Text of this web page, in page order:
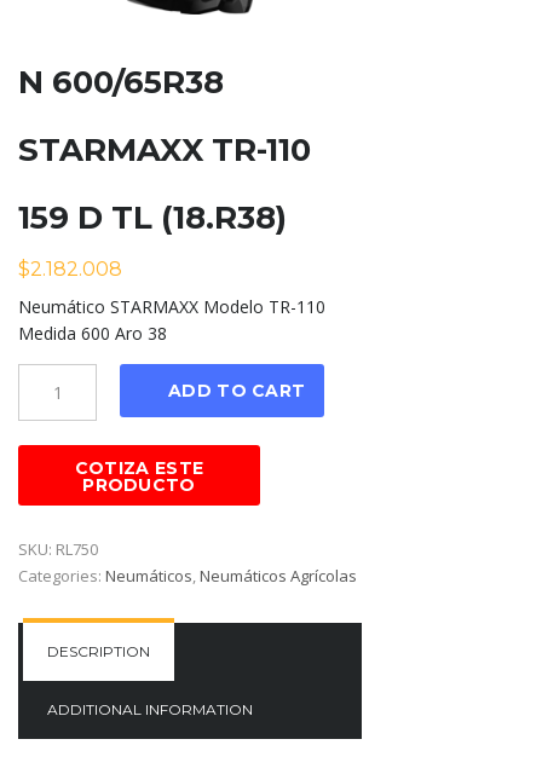
N 600/65R38
STARMAXX TR-110
159 D TL (18.R38)
$2.182.008
Neumático STARMAXX Modelo TR-110
Medida 600 Aro 38
ADD TO CART
SKU: RL750
Categories: Neumáticos,Neumáticos Agrícolas
DESCRIPTION
ADDITIONAL INFORMATION